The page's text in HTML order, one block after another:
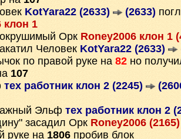
KotYara22 (2633) (2633)
клон 1
Орк Roney2006 клон 1
Человек KotYara22 (2633)
по правой руке на 82 но
107
тех работник клон 2 (2245)
Эльф тех работник клон 2
засадил Орк Roney2006
руке на 1806 пробив блок